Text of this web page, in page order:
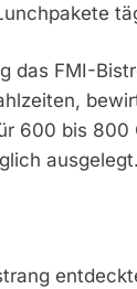
das FMI-
600 bis 800
ausgelegt.